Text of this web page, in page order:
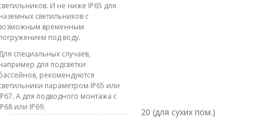
И не ниже IP65 для
светильников с
временным
под воду.
специальных случаев,
для подсветки
рекомендуются
параметром IP65 или
А для подводного монтажа с
или IP69.
20 (для сухих пом.)